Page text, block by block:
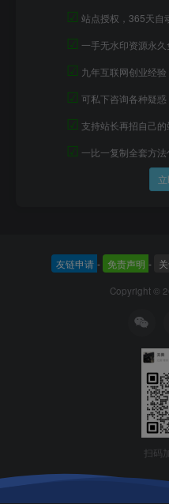
☑ 站点授权，365天自
☑ 一手无水印资源永久
☑ 九年互联网创业经验
☑ 可私下咨询各种疑惑
☑ 支持站长再招自己的
☑ 一比一复制全套方
友链申请 - 免责声明 -
Copyright ©
扫码